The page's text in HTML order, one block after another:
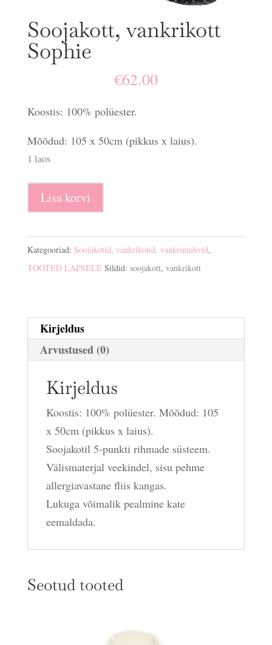
Soojakott, vankrikott
Sophie
€62.00
Koostis: 100% polüester.
Mõõdud: 105 x 50cm (pikkus x laius).
1 laos
Soojakott,
vankrikott
kogus
Lisa korvi
Kategooriad: Soojakotid, vankrikotid, vankrimuhvid,
TOOTED LAPSELE Sildid: soojakott, vankrikott
Kirjeldus
Arvustused (0)
Kirjeldus
Koostis: 100% polüester. Mõõdud: 105
x 50cm (pikkus x laius).
Soojakotil 5-punkti rihmade süsteem.
Välismaterjal veekindel, sisu pehme
allergiavastane fliis kangas.
Lukuga võimalik pealmine kate
eemaldada.
Seotud tooted